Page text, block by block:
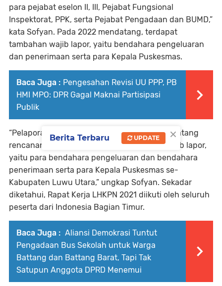
para pejabat eselon II, III, Pejabat Fungsional
Inspektorat, PPK, serta Pejabat Pengadaan dan BUMD,”
kata Sofyan. Pada 2022 mendatang, terdapat
tambahan wajib lapor, yaitu bendahara pengeluaran
dan penerimaan serta para Kepala Puskesmas.
Baca Juga : Pengesahan Revisi UU PPP, PB
HMI MPO: DPR Gagal Maknai Partisipasi
Publik
“Pelaporan e-LHKPN untuk tahun 2022 mendatang
rencananya akan dilakukan penambahan wajib lapor,
yaitu para bendahara pengeluaran dan bendahara
penerimaan serta para Kepala Puskesmas se-
Kabupaten Luwu Utara,” ungkap Sofyan. Sekadar
diketahui, Rapat Kerja LHKPN 2021 diikuti oleh seluruh
peserta dari Indonesia Bagian Timur.
Baca Juga : Aliansi Demokrasi Tuntut
Pengadaan Bus Sekolah untuk Warga
Battang dan Battang Barat, Tapi Tak
Satupun Anggota DPRD Menemui
×
Berita Terbaru UPDATE